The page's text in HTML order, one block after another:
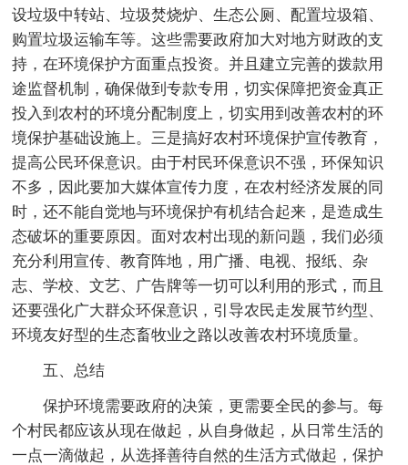
设垃圾中转站、垃圾焚烧炉、生态公厕、配置垃圾箱、
购置垃圾运输车等。这些需要政府加大对地方财政的支
持，在环境保护方面重点投资。并且建立完善的拨款用
途监督机制，确保做到专款专用，切实保障把资金真正
投入到农村的环境分配制度上，切实用到改善农村的环
境保护基础设施上。三是搞好农村环境保护宣传教育，
提高公民环保意识。由于村民环保意识不强，环保知识
不多，因此要加大媒体宣传力度，在农村经济发展的同
时，还不能自觉地与环境保护有机结合起来，是造成生
态破坏的重要原因。面对农村出现的新问题，我们必须
充分利用宣传、教育阵地，用广播、电视、报纸、杂
志、学校、文艺、广告牌等一切可以利用的形式，而且
还要强化广大群众环保意识，引导农民走发展节约型、
环境友好型的生态畜牧业之路以改善农村环境质量。
五、总结
保护环境需要政府的决策，更需要全民的参与。每
个村民都应该从现在做起，从自身做起，从日常生活的
一点一滴做起，从选择善待自然的生活方式做起，保护